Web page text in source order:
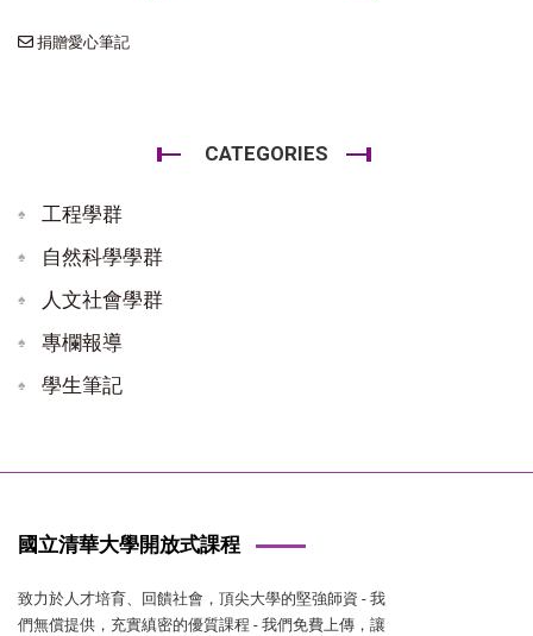
捐贈愛心筆記
CATEGORIES
工程學群
自然科學學群
人文社會學群
專欄報導
學生筆記
國立清華大學開放式課程
致力於人才培育、回饋社會，頂尖大學的堅強師資 - 我
們無償提供，充實縝密的優質課程 - 我們免費上傳，讓